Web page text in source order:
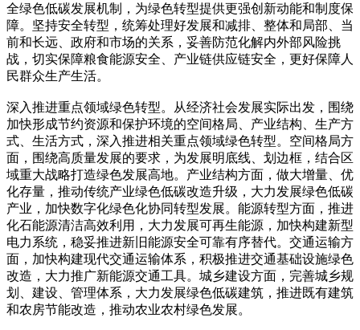
全绿色低碳发展机制，为绿色转型提供更强创新动能和制度保
障。坚持安全转型，统筹处理好发展和减排、整体和局部、当
前和长远、政府和市场的关系，妥善防范化解内外部风险挑
战，切实保障粮食能源安全、产业链供应链安全，更好保障人
民群众生产生活。
深入推进重点领域绿色转型。从经济社会发展实际出发，围绕
加快形成节约资源和保护环境的空间格局、产业结构、生产方
式、生活方式，深入推进相关重点领域绿色转型。空间格局方
面，围绕高质量发展的要求，为发展明底线、划边框，结合区
域重大战略打造绿色发展高地。产业结构方面，做大增量、优
化存量，推动传统产业绿色低碳改造升级，大力发展绿色低碳
产业，加快数字化绿色化协同转型发展。能源转型方面，推进
化石能源清洁高效利用，大力发展可再生能源，加快构建新型
电力系统，稳妥推进新旧能源安全可靠有序替代。交通运输方
面，加快构建现代交通运输体系，积极推进交通基础设施绿色
改造，大力推广新能源交通工具。城乡建设方面，完善城乡规
划、建设、管理体系，大力发展绿色低碳建筑，推进既有建筑
和农房节能改造，推动农业农村绿色发展。